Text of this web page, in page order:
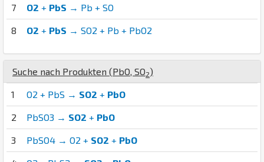
7 O2 + PbS → Pb + SO
8 O2 + PbS → SO2 + Pb + PbO2
Suche nach Produkten (PbO, SO2)
1 O2 + PbS → SO2 + PbO
2 PbSO3 → SO2 + PbO
3 PbSO4 → O2 + SO2 + PbO